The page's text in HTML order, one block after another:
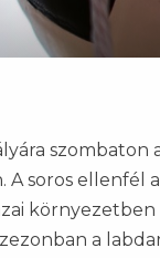
szombaton
A soros ellenfél
a